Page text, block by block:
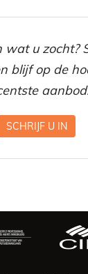
wat u zocht?
blijf op de
SCHRIJF U IN